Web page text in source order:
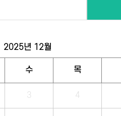
2025년 12월
수 목
3 4